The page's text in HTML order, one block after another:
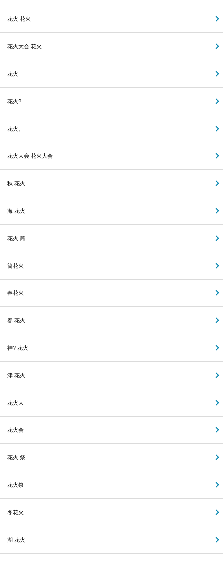
花火 花火
花火大会 花火
花火
花火?
花火。
花火大会 花火大会
秋 花火
海 花火
花火 筒
筒花火
春花火
春 花火
神? 花火
津 花火
花火大
花火会
花火 祭
花火祭
冬花火
湖 花火